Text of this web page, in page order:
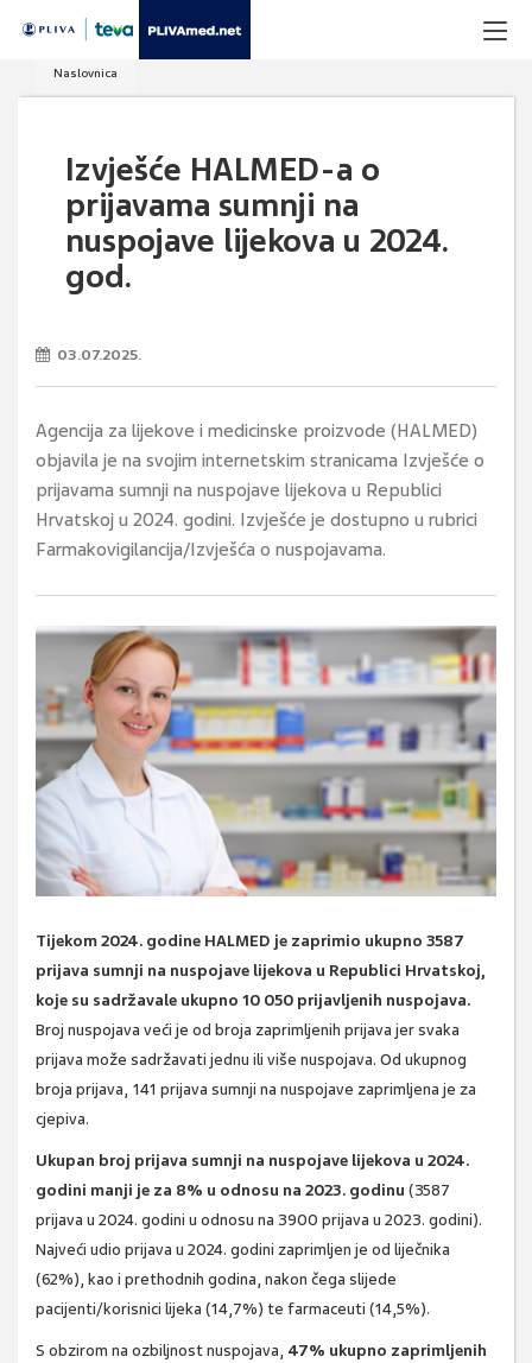
Naslovnica
Izvješće HALMED-a o
prijavama sumnji na
nuspojave lijekova u 2024.
god.
03.07.2025.
Agencija za lijekove i medicinske proizvode (HALMED)
objavila je na svojim internetskim stranicama Izvješće o
prijavama sumnji na nuspojave lijekova u Republici
Hrvatskoj u 2024. godini. Izvješće je dostupno u rubrici
Farmakovigilancija/Izvješća o nuspojavama.
Tijekom 2024. godine HALMED je zaprimio ukupno 3587
prijava sumnji na nuspojave lijekova u Republici Hrvatskoj,
koje su sadržavale ukupno 10 050 prijavljenih nuspojava.
Broj nuspojava veći je od broja zaprimljenih prijava jer svaka
prijava može sadržavati jednu ili više nuspojava. Od ukupnog
broja prijava, 141 prijava sumnji na nuspojave zaprimljena je za
cjepiva.
Ukupan broj prijava sumnji na nuspojave lijekova u 2024.
godini manji je za 8% u odnosu na 2023. godinu (3587
prijava u 2024. godini u odnosu na 3900 prijava u 2023. godini).
Najveći udio prijava u 2024. godini zaprimljen je od liječnika
(62%), kao i prethodnih godina, nakon čega slijede
pacijenti/korisnici lijeka (14,7%) te farmaceuti (14,5%).
S obzirom na ozbiljnost nuspojava, 47% ukupno zaprimljenih